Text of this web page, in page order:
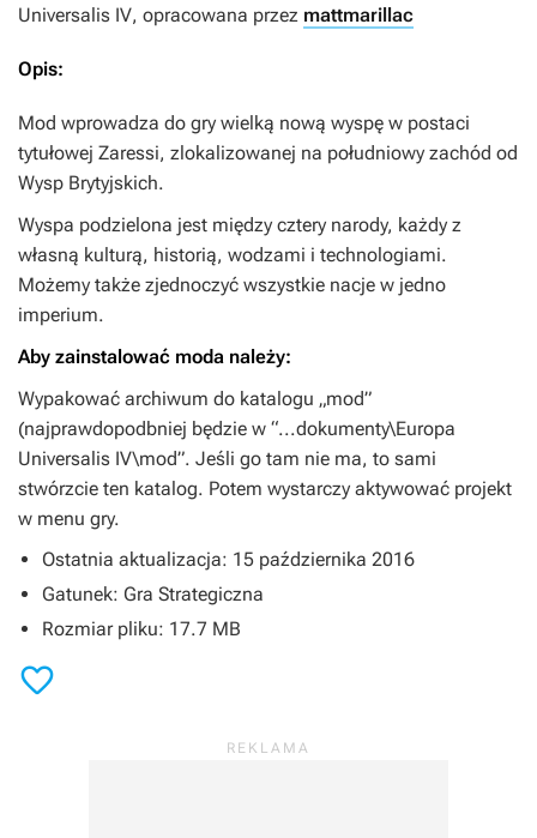
Universalis IV, opracowana przez mattmarillac
Opis:
Mod wprowadza do gry wielką nową wyspę w postaci
tytułowej Zaressi, zlokalizowanej na południowy zachód od
Wysp Brytyjskich.
Wyspa podzielona jest między cztery narody, każdy z
własną kulturą, historią, wodzami i technologiami.
Możemy także zjednoczyć wszystkie nacje w jedno
imperium.
Aby zainstalować moda należy:
Wypakować archiwum do katalogu „mod”
(najprawdopodbniej będzie w “...dokumenty\Europa
Universalis IV\mod”. Jeśli go tam nie ma, to sami
stwórzcie ten katalog. Potem wystarczy aktywować projekt
w menu gry.
Ostatnia aktualizacja: 15 października 2016
Gatunek: Gra Strategiczna
Rozmiar pliku: 17.7 MB
